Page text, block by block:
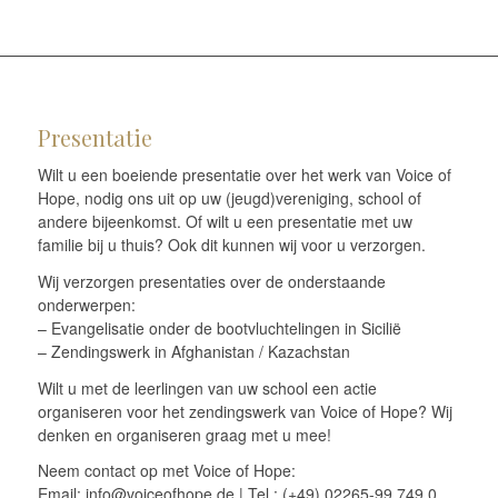
Presentatie
Wilt u een boeiende presentatie over het werk van Voice of
Hope, nodig ons uit op uw (jeugd)vereniging, school of
andere bijeenkomst. Of wilt u een presentatie met uw
familie bij u thuis? Ook dit kunnen wij voor u verzorgen.
Wij verzorgen presentaties over de onderstaande
onderwerpen:
– Evangelisatie onder de bootvluchtelingen in Sicilië
– Zendingswerk in Afghanistan / Kazachstan
Wilt u met de leerlingen van uw school een actie
organiseren voor het zendingswerk van Voice of Hope? Wij
denken en organiseren graag met u mee!
Neem contact op met Voice of Hope: